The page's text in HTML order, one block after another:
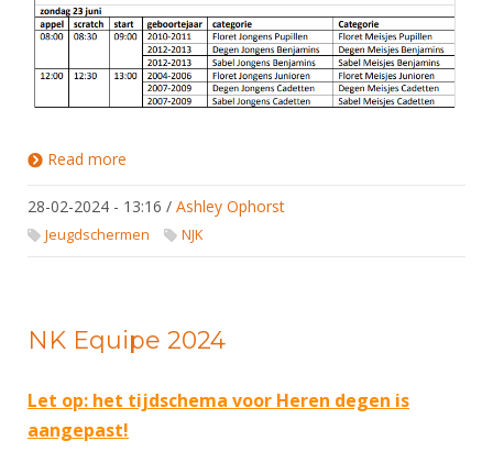
Read more
28-02-2024 - 13:16 / Ashley Ophorst
Jeugdschermen NJK
NK Equipe 2024
Let op: het tijdschema voor Heren degen is
aangepast!